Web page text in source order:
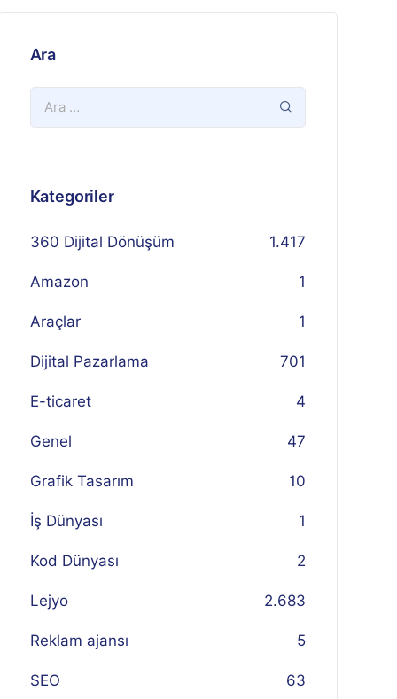
Ara
Kategoriler
360 Dijital Dönüşüm 1.417
Amazon 1
Araçlar 1
Dijital Pazarlama 701
E-ticaret 4
Genel 47
Grafik Tasarım 10
İş Dünyası 1
Kod Dünyası 2
Lejyo 2.683
Reklam ajansı 5
SEO 63